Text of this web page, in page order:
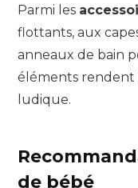
Parmi les
flottants, aux
anneaux de bain
éléments rendent
ludique.
de bébé